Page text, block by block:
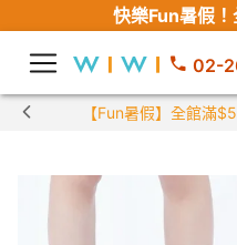
快樂Fun暑假！
02-
【Fun暑假】全館滿